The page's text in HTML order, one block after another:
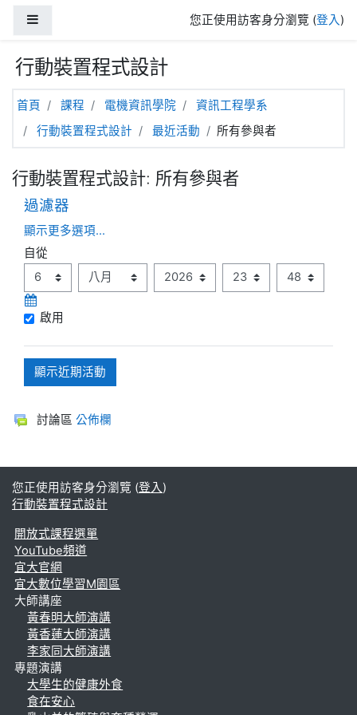
您正使用訪客身分瀏覽 (登入)
行動裝置程式設計
首頁 課程 電機資訊學院
資訊工程學系
行動裝置程式設計
最近活動 所有參與者
行動裝置程式設計: 所有參與者
過濾器
顯示更多選項...
自從
自從
啟用
討論區公佈欄
您正使用訪客身分瀏覽 (登入)
行動裝置程式設計
開放式課程選單
YouTube頻道
宜大官網
宜大數位學習M園區
大師講座
黃春明大師演講
黃香蓮大師演講
李家同大師演講
專題演講
大學生的健康外食
食在安心